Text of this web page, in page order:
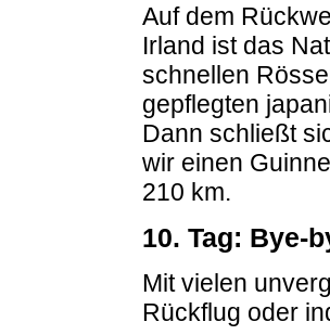
Auf dem
Irland ist das
schnellen
gepflegten
Dann schließt
wir einen
210 km.
10. Tag: Bye-
Mit vielen
Rückflug oder